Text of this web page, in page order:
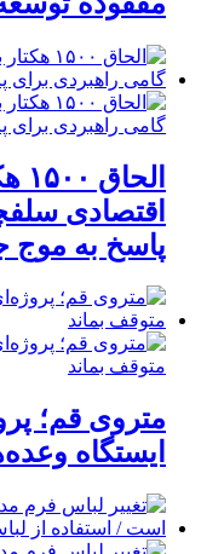
اقتصادی
پاسخ به موج
متروی قم؛
ایستگاه